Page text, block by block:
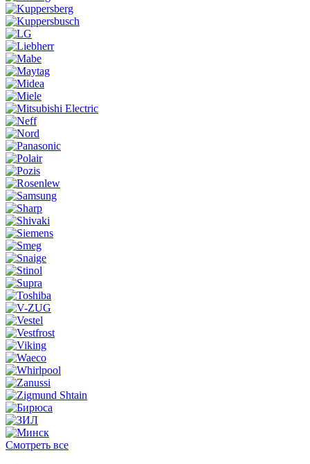
Смотреть все